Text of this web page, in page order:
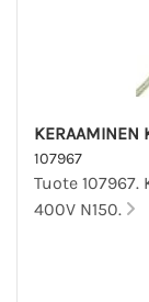
KERAAMINEN
107967
Tuote
400V N150.